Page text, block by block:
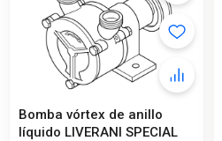
Bomba vórtex de anillo
líquido LIVERANI SPECIAL